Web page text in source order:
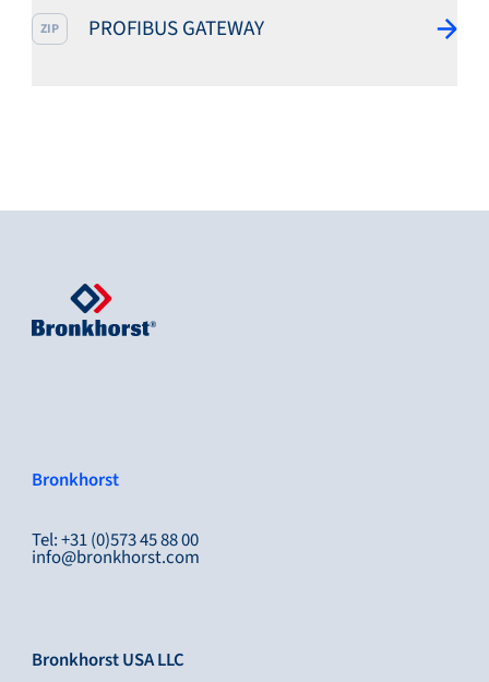
ZIP PROFIBUS GATEWAY
Bronkhorst
Tel: +31 (0)573 45 88 00
info@bronkhorst.com
Bronkhorst USA LLC